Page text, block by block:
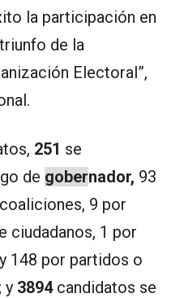
la participación en
de la
Electoral”,
251 se
de gobernador, 93
9 por
ciudadanos, 1 por
148 por partidos o
y 3894candidatos se